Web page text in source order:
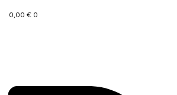
0,00 € 0